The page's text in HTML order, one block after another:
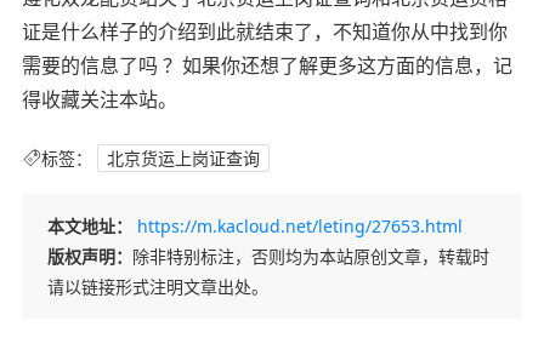
证是什么样子的介绍到此就结束了，不知道你从中找到你
需要的信息了吗 ？如果你还想了解更多这方面的信息，记
得收藏关注本站。
标签： 北京货运上岗证查询
本文地址：
https://m.kacloud.net/leting/27653.html
版权声明： 除非特别标注，否则均为本站原创文章，转载时
请以链接形式注明文章出处。